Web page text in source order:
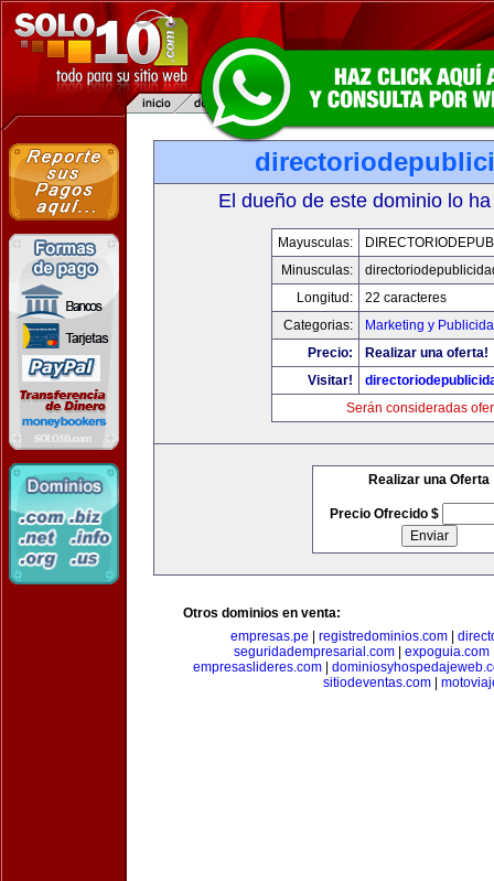
El dueño de este dominio lo
Mayusculas:
Minusculas:
Longitud:
22 caracteres
Categorias:
Marketing y
Precio:
Realizar una oferta!
Visitar!
Serán consideradas
Realizar una Oferta
Precio Ofrecido $
Otros dominios en venta:
empresas.pe
registredominios.com
seguridadempresarial.com
expoguia.com
empresaslideres.com|
sitiodeventas.com